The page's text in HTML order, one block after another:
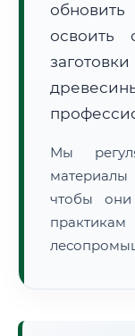
🔍 Нажмите
освоить
Мы
чтобы они